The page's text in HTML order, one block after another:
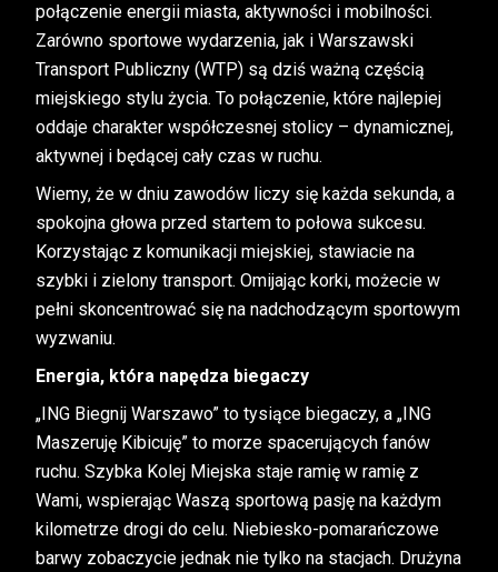
połączenie energii miasta, aktywności i mobilności.
Zarówno sportowe wydarzenia, jak i Warszawski
Transport Publiczny (WTP) są dziś ważną częścią
miejskiego stylu życia. To połączenie, które najlepiej
oddaje charakter współczesnej stolicy – dynamicznej,
aktywnej i będącej cały czas w ruchu.
Wiemy, że w dniu zawodów liczy się każda sekunda, a
spokojna głowa przed startem to połowa sukcesu.
Korzystając z komunikacji miejskiej, stawiacie na
szybki i zielony transport. Omijając korki, możecie w
pełni skoncentrować się na nadchodzącym sportowym
wyzwaniu.
Energia, która napędza biegaczy
„ING Biegnij Warszawo” to tysiące biegaczy, a „ING
Maszeruję Kibicuję” to morze spacerujących fanów
ruchu. Szybka Kolej Miejska staje ramię w ramię z
Wami, wspierając Waszą sportową pasję na każdym
kilometrze drogi do celu. Niebiesko-pomarańczowe
barwy zobaczycie jednak nie tylko na stacjach. Drużyna